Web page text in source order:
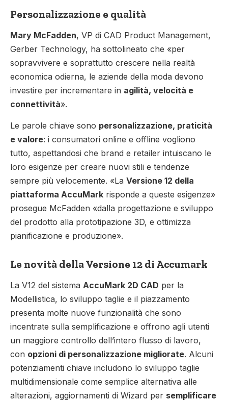
Personalizzazione e qualità
Mary McFadden, VP di CAD Product Management,
Gerber Technology, ha sottolineato che «per
sopravvivere e soprattutto crescere nella realtà
economica odierna, le aziende della moda devono
investire per incrementare in agilità, velocità e
connettività».
Le parole chiave sono personalizzazione, praticità
e valore: i consumatori online e offline vogliono
tutto, aspettandosi che brand e retailer intuiscano le
loro esigenze per creare nuovi stili e tendenze
sempre più velocemente. «La Versione 12 della
piattaforma AccuMark risponde a queste esigenze»
prosegue McFadden «dalla progettazione e sviluppo
del prodotto alla prototipazione 3D, e ottimizza
pianificazione e produzione».
Le novità della Versione 12 di Accumark
La V12 del sistema AccuMark 2D CAD per la
Modellistica, lo sviluppo taglie e il piazzamento
presenta molte nuove funzionalità che sono
incentrate sulla semplificazione e offrono agli utenti
un maggiore controllo dell’intero flusso di lavoro,
con opzioni di personalizzazione migliorate. Alcuni
potenziamenti chiave includono lo sviluppo taglie
multidimensionale come semplice alternativa alle
alterazioni, aggiornamenti di Wizard per semplificare